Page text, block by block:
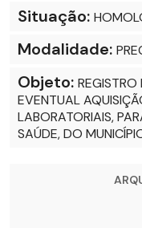
Situação:
Modalidade:
Objeto: REGISTRO
EVENTUAL
LABORATORIAIS,
SAÚDE, DO